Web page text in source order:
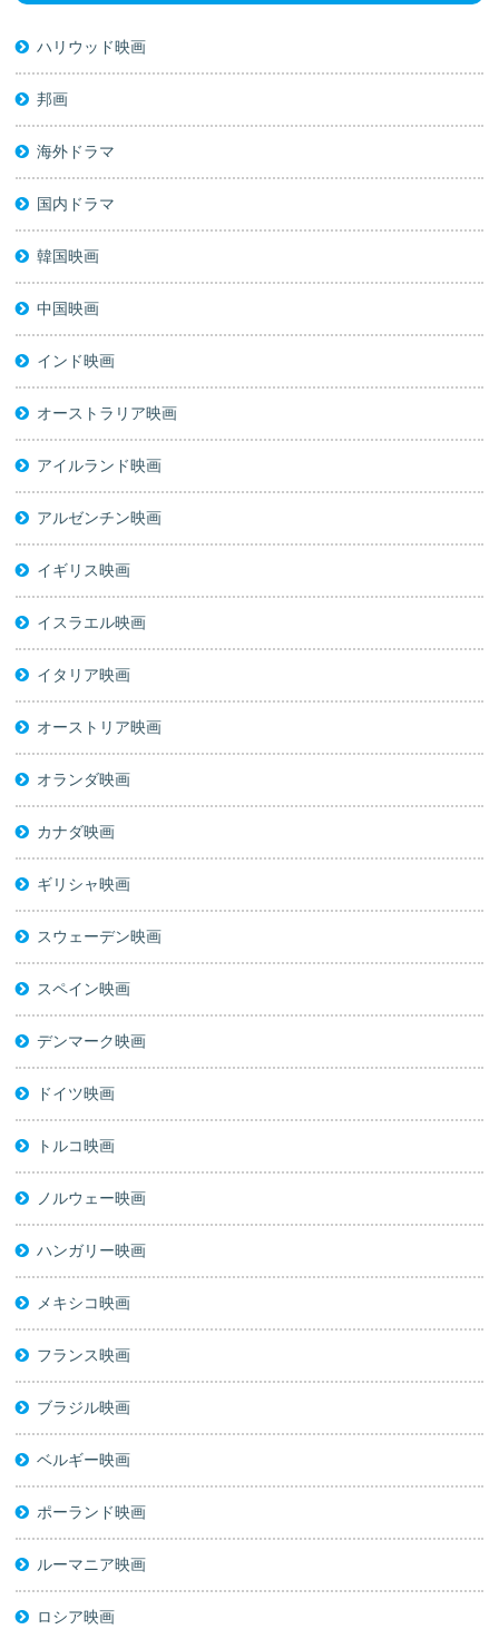
ハリウッド映画
邦画
海外ドラマ
国内ドラマ
韓国映画
中国映画
インド映画
オーストラリア映画
アイルランド映画
アルゼンチン映画
イギリス映画
イスラエル映画
イタリア映画
オーストリア映画
オランダ映画
カナダ映画
ギリシャ映画
スウェーデン映画
スペイン映画
デンマーク映画
ドイツ映画
トルコ映画
ノルウェー映画
ハンガリー映画
メキシコ映画
フランス映画
ブラジル映画
ベルギー映画
ポーランド映画
ルーマニア映画
ロシア映画